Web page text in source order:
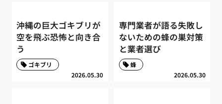
沖縄の巨大ゴキブリが
空を飛ぶ恐怖と向き合
う
2026.05.30
ゴキブリ
専門業者が語る失敗し
ないための蜂の巣対策
と業者選び
2026.05.30
蜂